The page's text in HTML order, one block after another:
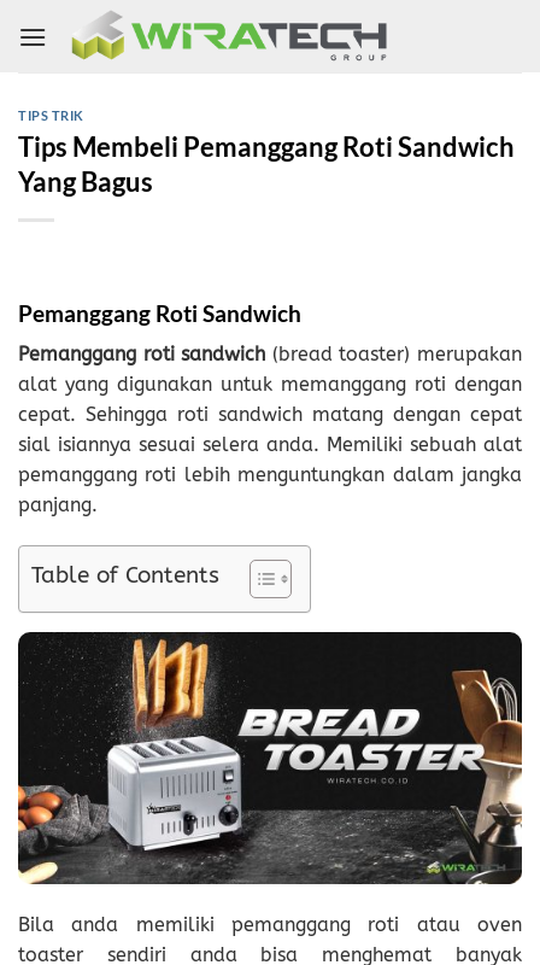
TIPS TRIK
Tips Membeli Pemanggang Roti Sandwich
Yang Bagus
Pemanggang Roti Sandwich
Pemanggang roti sandwich (bread toaster) merupakan
alat yang digunakan untuk memanggang roti dengan
cepat. Sehingga roti sandwich matang dengan cepat
sial isiannya sesuai selera anda. Memiliki sebuah alat
pemanggang roti lebih menguntungkan dalam jangka
panjang.
Table of Contents
Bila anda memiliki pemanggang roti atau oven
toaster sendiri anda bisa menghemat banyak